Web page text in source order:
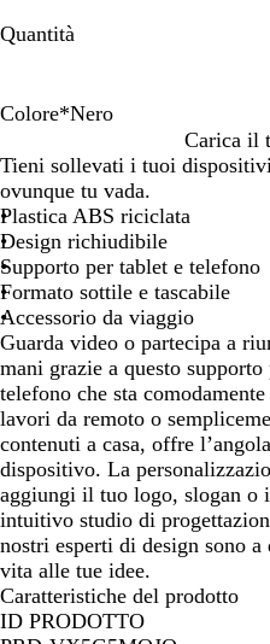
Quantità
Colore*Nero
e
r
o
i
a
n
c
o
Carica il
Tieni sollevati i tuoi
ovunque tu vada.
Plastica ABS riciclata
Design richiudibile
Supporto per tablet e telefono
Formato sottile e tascabile
Accessorio da viaggio
Guarda video o partecipa a
mani grazie a questo
telefono che sta
lavori da remoto o
contenuti a casa, offre
dispositivo. La
aggiungi il tuo logo, slogan o
intuitivo studio di
nostri esperti di design sono
vita alle tue idee.
Caratteristiche del prodotto
ID PRODOTTO